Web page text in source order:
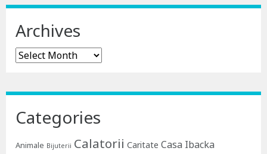
Archives
Archives
Categories
Animale Bijuterii Calatorii Caritate Casa Ibacka